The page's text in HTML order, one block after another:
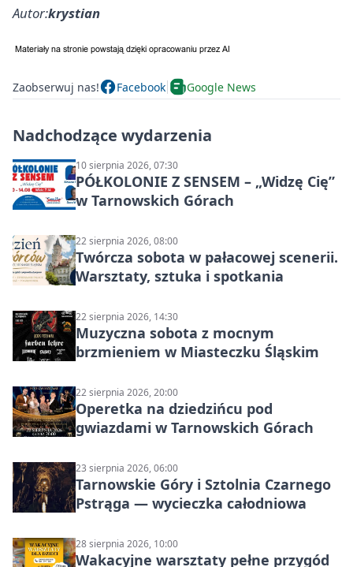
Autor:krystian
Zaobserwuj nas! Facebook Google News
Nadchodzące wydarzenia
10 sierpnia 2026, 07:30
PÓŁKOLONIE Z SENSEM – „Widzę Cię”
w Tarnowskich Górach
22 sierpnia 2026, 08:00
Twórcza sobota w pałacowej scenerii.
Warsztaty, sztuka i spotkania
22 sierpnia 2026, 14:30
Muzyczna sobota z mocnym
brzmieniem w Miasteczku Śląskim
22 sierpnia 2026, 20:00
Operetka na dziedzińcu pod
gwiazdami w Tarnowskich Górach
23 sierpnia 2026, 06:00
Tarnowskie Góry i Sztolnia Czarnego
Pstrąga — wycieczka całodniowa
28 sierpnia 2026, 10:00
Wakacyjne warsztaty pełne przygód